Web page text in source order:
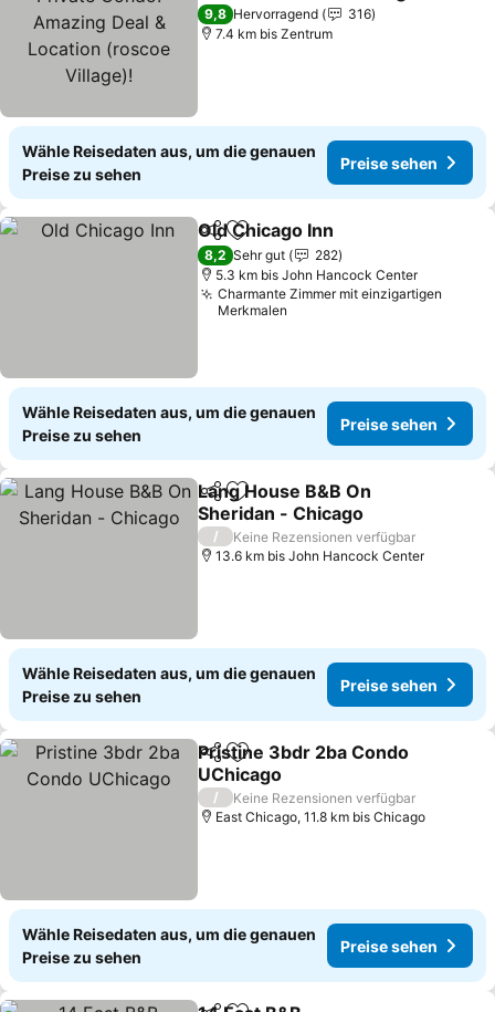
Deal & Location (roscoe
Village)!
9,8 Hervorragend
316
7.4 km bis Zentrum
Wähle Reisedaten aus, um die genauen
Preise zu sehen
Preise sehen
TeilenZu Favoriten hinzufügen
Old Chicago Inn
8,2 Sehr gut
282
5.3 km bis John Hancock Center
Charmante Zimmer mit einzigartigen
Merkmalen
Wähle Reisedaten aus, um die genauen
Preise zu sehen
Preise sehen
TeilenZu Favoriten hinzufügen
Lang House B&B On
Sheridan - Chicago
/
Keine Rezensionen verfügbar
13.6 km bis John Hancock Center
Wähle Reisedaten aus, um die genauen
Preise zu sehen
Preise sehen
TeilenZu Favoriten hinzufügen
Pristine 3bdr 2ba Condo
UChicago
/
Keine Rezensionen verfügbar
East Chicago, 11.8 km bis Chicago
Wähle Reisedaten aus, um die genauen
Preise zu sehen
Preise sehen